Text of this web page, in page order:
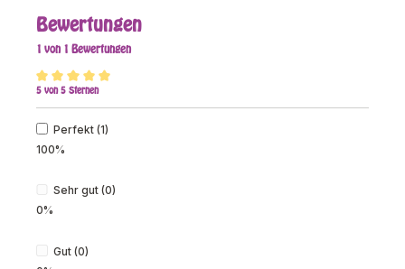
Bewertungen
1 von 1 Bewertungen
Durchschnittliche Bewertung von 5 von 5 Sternen
5 von 5 Sternen
Perfekt (1)
100%
Sehr gut (0)
0%
Gut (0)